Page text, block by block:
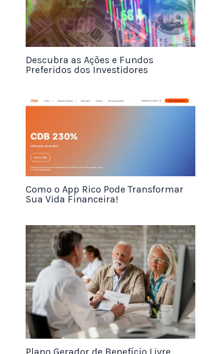
lançamento. As stablecoins visam reduzir essa
volatilidade geral, atrelando o valor a outro ativo.
Isso é realizadomantendo ativos em reserva.
Alguns dos ativos mantidos pelos criadores de
stablecoins são moedas fiduciárias, metais
preciosos ou ativos de investimento.
uma faixa muito estreita.
da MakerDAO e USD Coin (USDC). Em março de
2021, a gigante de processamento de pagamentos
Visa Inc. (V) anunciou que começaria a liquidar
algumas transações em sua rede em USDC sobre o
blockchain Ethereum, com planos de
Tokens de Segurança
Tokens de segurança são tokens que representam
esforços de arrecadação de fundosou propriedade.
Eles também podem representar ativos
tokenizados. A tokenização é a transferência de
valor de um ativo para um token. Qualquer ativo
pode ser tokenizado, como imóveis ou ações. Para
que isso funcione, o ativo deve ser garantido e
mantido de forma transparente. Caso contrário, os
Descubra as Ações e Fundos
Preferidos dos Investidores
Como o App Rico Pode Transformar
Sua Vida Financeira!